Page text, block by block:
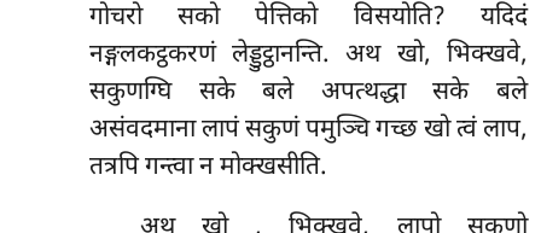
गोचरो सको पेत्तिको विसयोति? यदिदं
नङ्गलकट्ठकरणं लेड्डुट्ठानन्ति. अथ खो, भिक्खवे,
सकुणग्घि सके बले अपत्थद्धा सके बले
असंवदमाना लापं सकुणं पमुञ्चि गच्छ खो त्वं लाप,
तत्रपि गन्त्वा न मोक्खसीति.